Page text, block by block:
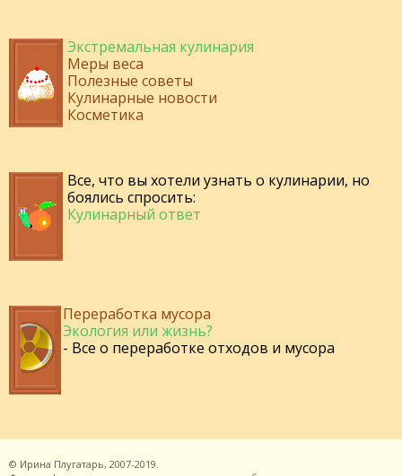
Экстремальная кулинария
Меры веса
Полезные советы
Кулинарные новости
Косметика
Все, что вы хотели узнать о кулинарии, но
боялись спросить:
Кулинарный ответ
Переработка мусора
Экология или жизнь?
- Все о переработке отходов и мусора
© Ирина Плугатарь, 2007-2019.